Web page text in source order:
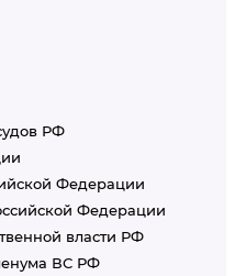
РФ
Федерации
Федерации
власти РФ
ВС РФ